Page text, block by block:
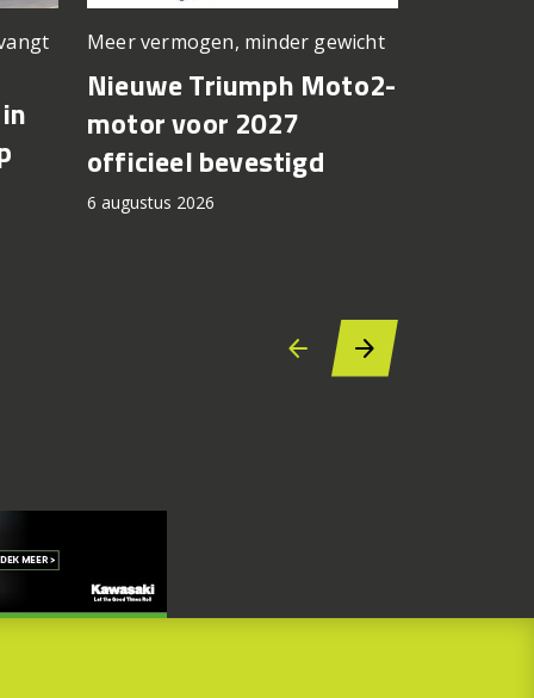
Meer vermogen, minder gewicht
Nieuwe Triumph Moto2-
motor voor 2027
officieel bevestigd
6 augustus 2026